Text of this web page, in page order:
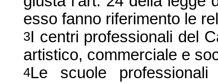
esso fanno riferimento le
3I centri professionali del
artistico, commerciale e
4Le scuole